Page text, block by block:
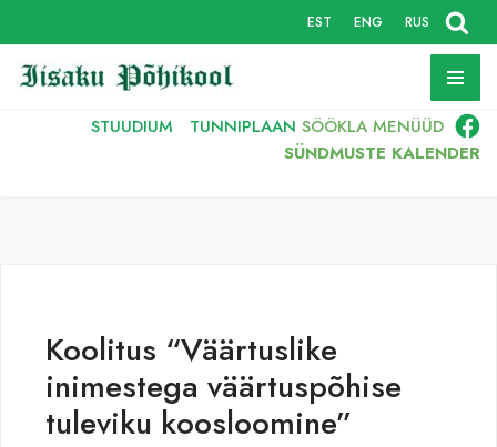
Skip
to
EST ENG RUS
STUUDIUM TUNNIPLAAN SÖÖKLA MENÜÜD
SÜNDMUSTE KALENDER
Koolitus “Väärtuslike
inimestega väärtuspõhise
tuleviku koosloomine”